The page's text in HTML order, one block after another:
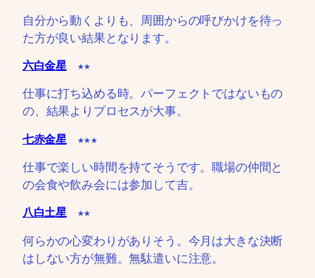
自分から動くよりも、周囲からの呼びかけを待っ
た方が良い結果となります。
六白金星★★
仕事に打ち込める時。パーフェクトではないもの
の、結果よりプロセスが大事。
七赤金星 ★★★
仕事で楽しい時間を持てそうです。職場の仲間と
の会食や飲み会には参加して吉。
八白土星★★
何らかの心変わりがありそう。今月は大きな決断
はしない方が無難。無駄遣いに注意。